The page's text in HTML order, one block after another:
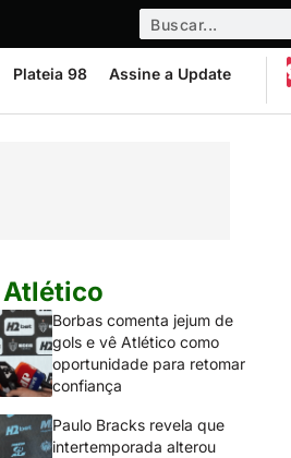
Plateia 98 Assine a Update
Atlético
Borbas comenta jejum de
gols e vê Atlético como
oportunidade para retomar
confiança
Paulo Bracks revela que
intertemporada alterou